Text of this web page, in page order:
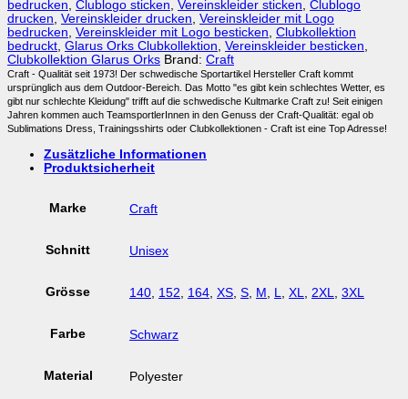
bedrucken, Clublogo sticken, Vereinskleider sticken, Clublogo
drucken, Vereinskleider drucken, Vereinskleider mit Logo
bedrucken, Vereinskleider mit Logo besticken, Clubkollektion
bedruckt, Glarus Orks Clubkollektion, Vereinskleider besticken,
Clubkollektion Glarus Orks Brand: Craft
Craft - Qualität seit 1973! Der schwedische Sportartikel Hersteller Craft kommt
ursprünglich aus dem Outdoor-Bereich. Das Motto "es gibt kein schlechtes Wetter, es
gibt nur schlechte Kleidung" trifft auf die schwedische Kultmarke Craft zu! Seit einigen
Jahren kommen auch TeamsportlerInnen in den Genuss der Craft-Qualität: egal ob
Sublimations Dress, Trainingsshirts oder Clubkollektionen - Craft ist eine Top Adresse!
Zusätzliche Informationen
Produktsicherheit
Marke Craft
Schnitt Unisex
Grösse 140 152 164 XS S M XL 2XL 3XL
Farbe Schwarz
Material Polyester